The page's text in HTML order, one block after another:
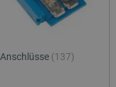
Anschlüsse (137)